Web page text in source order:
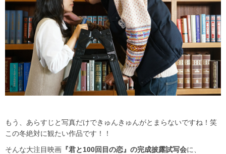
もう、あらすじと写真だけできゅんきゅんがとまらないですね！笑
この冬絶対に観たい作品です！！
そんな大注目映画 『君と100回目の恋』の完成披露試写会に、